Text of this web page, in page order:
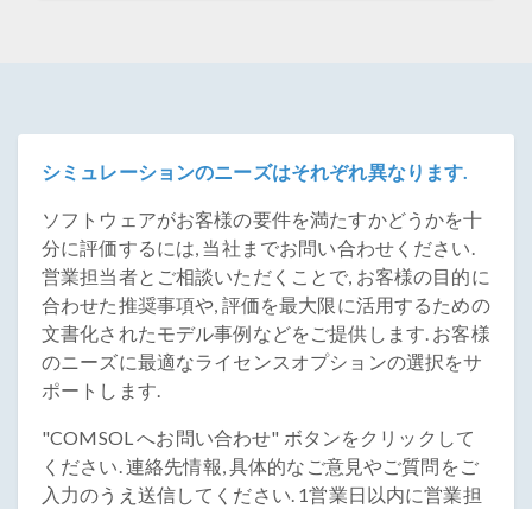
シミュレーションのニーズはそれぞれ異なります.
ソフトウェアがお客様の要件を満たすかどうかを十
分に評価するには, 当社までお問い合わせください.
営業担当者とご相談いただくことで, お客様の目的に
合わせた推奨事項や, 評価を最大限に活用するための
文書化されたモデル事例などをご提供します. お客様
のニーズに最適なライセンスオプションの選択をサ
ポートします.
"COMSOL へお問い合わせ" ボタンをクリックして
ください. 連絡先情報, 具体的なご意見やご質問をご
入力のうえ送信してください. 1営業日以内に営業担